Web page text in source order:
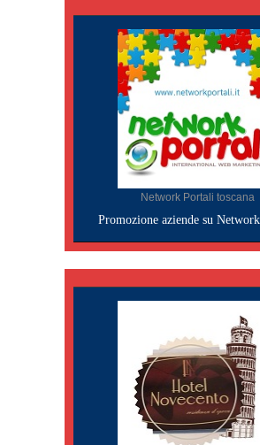
Network Portali toscana
Promozione aziende su